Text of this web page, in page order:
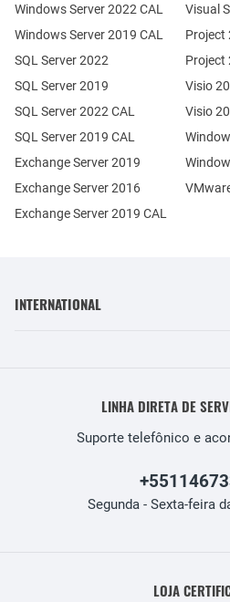
Exchange Server 2019
Exchange Server 2016
SQL Server 2022
SQL Server 2019
Windows Server 2022 CAL
Windows Server 2019 CAL
SQL Server 2022 CAL
SQL Server 2019 CAL
Exchange Server 2019 CAL
Visual
Project
Project
Visio
Visio
INTERNATIONAL
LINHA DIRETA DE
Suporte telefônico e
Segunda - Sexta-feira
LOJA